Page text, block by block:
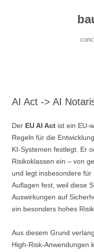
AI Act -> AI
Der EU AI Act ist ein
Regeln für die
KI‑Systemen festlegt. Er
Risikoklassen ein – von
und legt insbesondere für
Auflagen fest, weil diese
Auswirkungen auf
ein besonders hohes
Aus diesem Grund
High‑Risk‑Anwendungen